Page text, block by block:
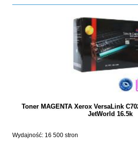
Toner MAGENTA Xerox VersaLink
JetWorld 16.5k
Wydajność: 16 500 stron